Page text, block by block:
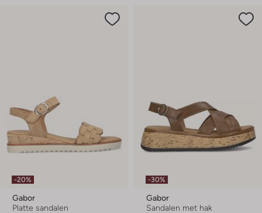
-20%
Gabor
Platte sandalen
-30%
Gabor
Sandalen met hak